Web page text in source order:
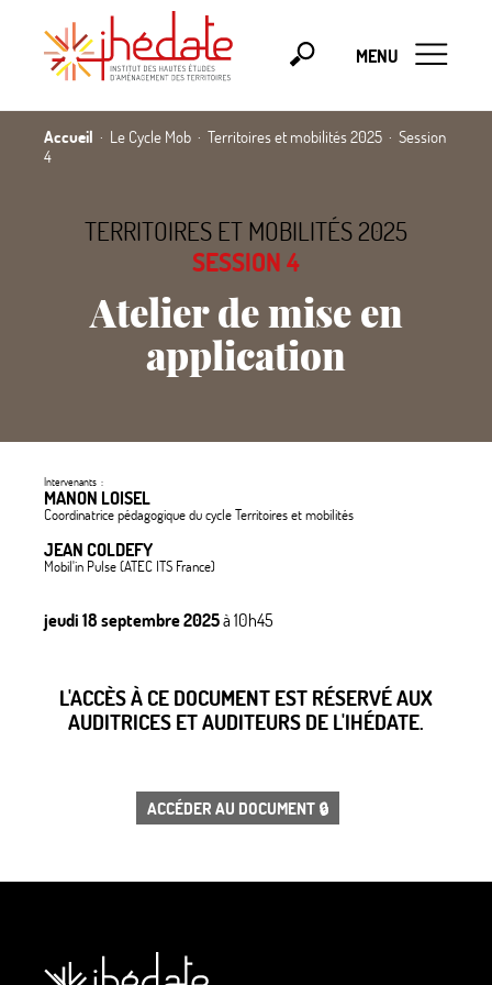
MENU
Accueil Le Cycle Mob Territoires et mobilités 2025
Session
4
TERRITOIRES ET MOBILITÉS 2025
SESSION 4
Atelier de mise en
application
Intervenants :
MANON LOISEL
Coordinatrice pédagogique du cycle Territoires et mobilités
JEAN COLDEFY
Mobil'in Pulse (ATEC ITS France)
jeudi 18 septembre 2025à 10h45
L'ACCÈS À CE DOCUMENT EST RÉSERVÉ AUX
AUDITRICES ET AUDITEURS DE L'IHÉDATE.
ACCÉDER AU DOCUMENT 🔒